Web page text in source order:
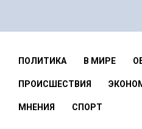
ПОЛИТИКА В МИРЕ
ПРОИСШЕСТВИЯ
МНЕНИЯ СПОРТ